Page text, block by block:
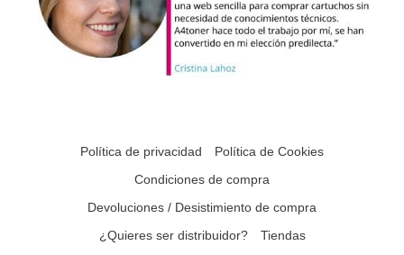
Política de privacidad
Política de Cookies
Condiciones de compra
Devoluciones / Desistimiento de compra
¿Quieres ser distribuidor?
Tiendas